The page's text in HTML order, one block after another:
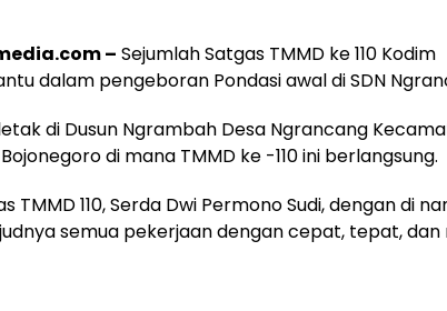
– Sejumlah Satgas TMMD ke 110 Kodim
dalam pengeboran Pondasi awal di SDN
di Dusun Ngrambah Desa Ngrancang
di mana TMMD ke -110 ini berlangsung.
TMMD 110, Serda Dwi Permono Sudi, dengan di
semua pekerjaan dengan cepat, tepat, dan